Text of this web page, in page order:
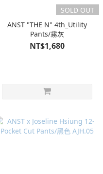
SOLD OUT
ANST "THE N" 4th_Utility
Pants/霧灰
NT$1,680